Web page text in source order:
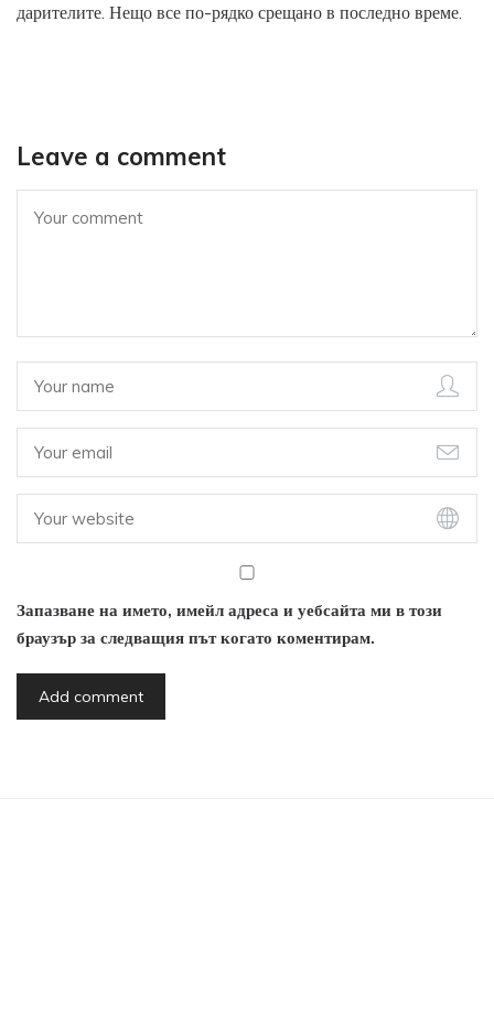
дарителите. Нещо все по-рядко срещано в последно време.
Leave a comment
Запазване на името, имейл адреса и уебсайта ми в този
браузър за следващия път когато коментирам.